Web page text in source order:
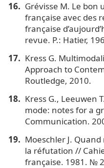
Grévisse M. Le bon
française avec des
française
revue. P.: Hatier,
Kress G.
Approach to
Routledge, 2010.
Kress G., Leeuwen
mode: notes for a
Communication.
Moeschler J.
la réfutation //
française. 1981. №